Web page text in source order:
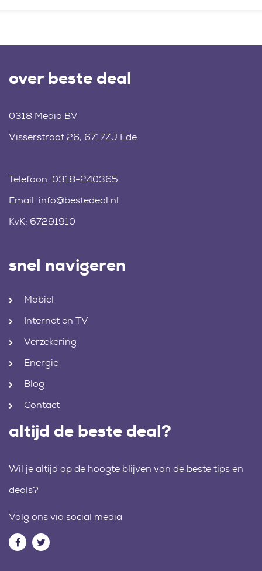
over beste deal
0318 Media BV
Visserstraat 26, 6717ZJ Ede
Telefoon: 0318-240365
Email: info@bestedeal.nl
KvK: 67291910
snel navigeren
Mobiel
Internet en TV
Verzekering
Energie
Blog
Contact
altijd de beste deal?
Wil je altijd op de hoogte blijven van de beste tips en
deals?
Volg ons via social media